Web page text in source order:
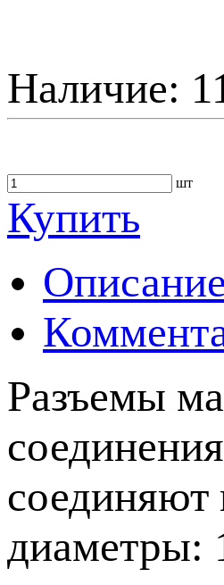
Наличие:
шт
Купить
Описание
Разъемы
соединяют
диаметры: